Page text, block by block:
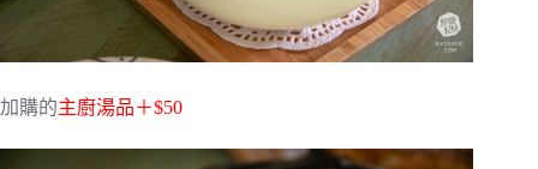
加購的主廚湯品＋$50